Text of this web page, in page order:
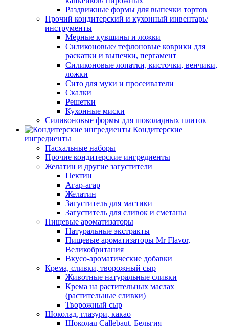
Раздвижные формы для выпечки тортов
Прочий кондитерский и кухонный инвентарь/
инструменты
Мерные кувшины и ложки
Силиконовые/ тефлоновые коврики для
раскатки и выпечки, пергамент
Силиконовые лопатки, кисточки, венчики,
ложки
Сито для муки и просеиватели
Скалки
Решетки
Кухонные миски
Силиконовые формы для шоколадных плиток
Кондитерские
ингредиенты
Пасхальные наборы
Прочие кондитерские ингредиенты
Желатин и другие загустители
Пектин
Агар-агар
Желатин
Загуститель для мастики
Загуститель для сливок и сметаны
Пищевые ароматизаторы
Натуральные экстракты
Пищевые ароматизаторы Mr Flavor,
Великобритания
Вкусо-ароматические добавки
Крема, сливки, творожный сыр
Животные натуральные сливки
Крема на растительных маслах
(растительные сливки)
Творожный сыр
Шоколад, глазури, какао
Шоколад Callebaut, Бельгия